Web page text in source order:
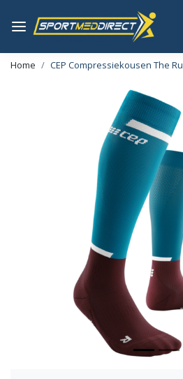
Home CEP Compressiekousen The